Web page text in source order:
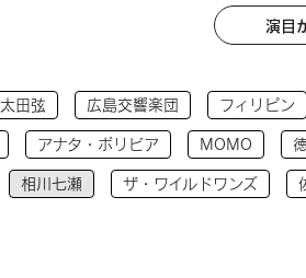
演目
太田弦 広島交響楽団 フィリピン
アナタ・ボリビア MOMO
相川七瀬 ザ・ワイルドワンズ